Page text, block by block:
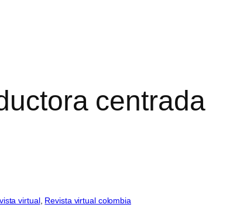
centrada
virtual, Revista virtual colombia